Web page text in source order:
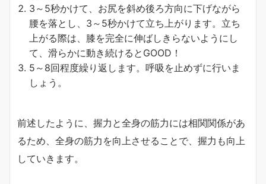
3～5秒かけて、お尻を斜め後ろ方向に下げながら
腰を落とし、3～5秒かけて立ち上がります。立ち
上がる際は、膝を完全に伸ばしきらないようにし
て、滑らかに動き続けるとGOOD！
5～8回程度繰り返します。呼吸を止めずに行いま
しょう。
前述したように、握力と全身の筋力には相関関係があ
るため、全身の筋力を向上させることで、握力も向上
していきます。